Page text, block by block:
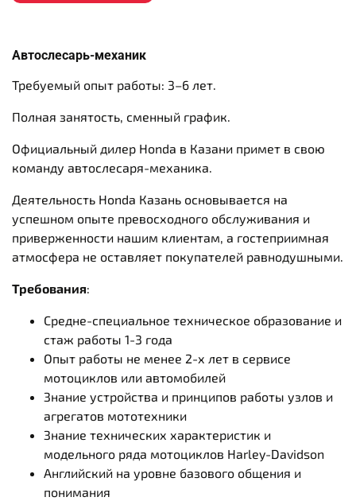
Автослесарь-механик
Требуемый опыт работы: 3–6 лет.
Полная занятость, сменный график.
Официальный дилер Honda в Казани примет в свою
команду автослесаря-механика.
Деятельность Honda Казань основывается на
успешном опыте превосходного обслуживания и
приверженности нашим клиентам, а гостеприимная
атмосфера не оставляет покупателей равнодушными.
Требования:
Средне-специальное техническое образование и
стаж работы 1-3 года
Опыт работы не менее 2-х лет в сервисе
мотоциклов или автомобилей
Знание устройства и принципов работы узлов и
агрегатов мототехники
Знание технических характеристик и
модельного ряда мотоциклов Harley-Davidson
Английский на уровне базового общения и
понимания